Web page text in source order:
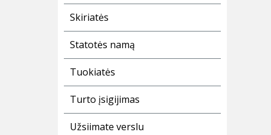
Skiriatės
Statotės namą
Tuokiatės
Turto įsigijimas
Užsiimate verslu